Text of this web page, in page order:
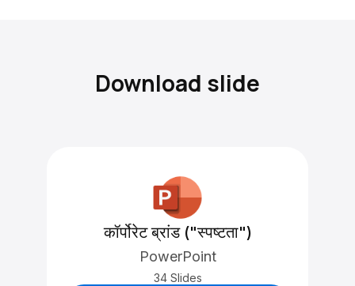
Download slide
कॉर्पोरेट ब्रांड ("स्पष्टता")
PowerPoint
34 Slides